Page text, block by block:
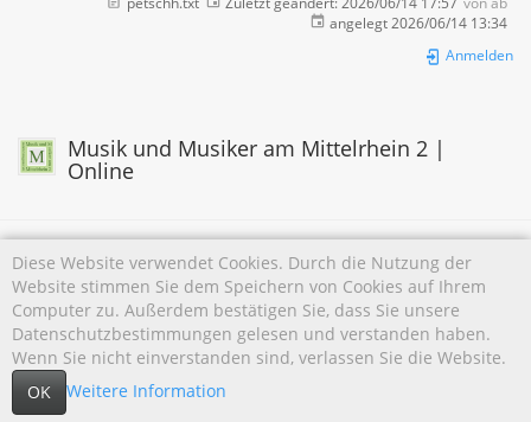
Diese Website verwendet Cookies. Durch die Nutzung der
Website stimmen Sie dem Speichern von Cookies auf Ihrem
Computer zu. Außerdem bestätigen Sie, dass Sie unsere
Datenschutzbestimmungen gelesen und verstanden haben.
Wenn Sie nicht einverstanden sind, verlassen Sie die Website.
OK
Weitere Information
angelegt 2026/06/14 13:34
Anmelden
Musik und Musiker am Mittelrhein 2 |
Online
Falls nicht anders bezeichnet, ist der Inhalt dieses Wikis unter der folgenden Lizenz
veröffentlicht:
CC Attribution-Noncommercial 4.0 International